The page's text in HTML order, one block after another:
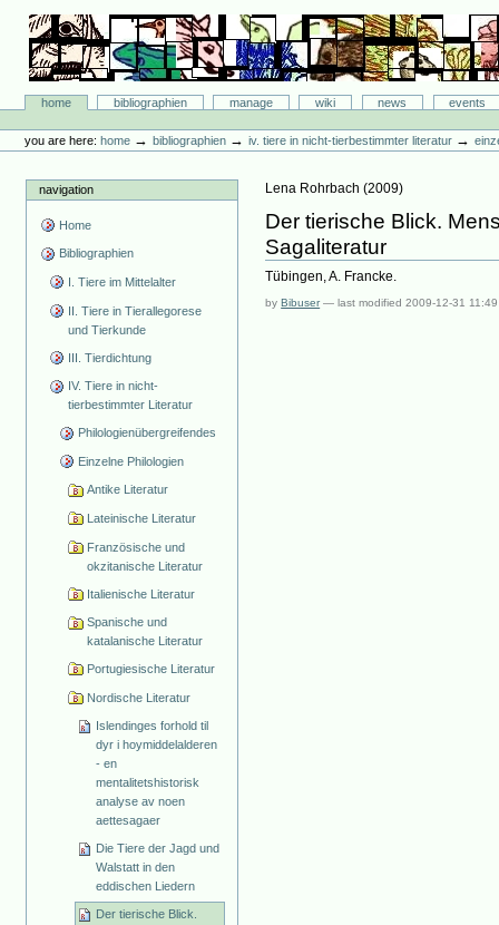
content.
navigation
Bibliographie-Portal
Sectionshome bibliographien manage wiki news
events
tools
you are here: home →bibliographien →iv. tiere in nicht-tierbestimmter literatur →
navigation
Home
Bibliographien
I. Tiere im Mittelalter
II. Tiere in Tierallegorese
und Tierkunde
III. Tierdichtung
IV. Tiere in nicht-
tierbestimmter Literatur
Philologienübergreifendes
Einzelne Philologien
Antike Literatur
Lateinische Literatur
Französische und
okzitanische Literatur
Italienische Literatur
Spanische und
katalanische Literatur
Portugiesische Literatur
Nordische Literatur
Islendinges forhold til
dyr i hoymiddelalderen
- en
mentalitetshistorisk
analyse av noen
aettesagaer
Die Tiere der Jagd und
Walstatt in den
eddischen Liedern
Der tierische Blick.
Lena Rohrbach (2009)
Der tierische Blick.
Sagaliteratur
Tübingen, A. Francke.
byBibuser —last modified2009-12-31 11:49